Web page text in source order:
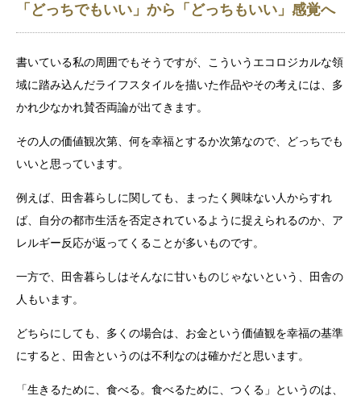
「どっちでもいい」から「どっちもいい」感覚へ
書いている私の周囲でもそうですが、こういうエコロジカルな領
域に踏み込んだライフスタイルを描いた作品やその考えには、多
かれ少なかれ賛否両論が出てきます。
その人の価値観次第、何を幸福とするか次第なので、どっちでも
いいと思っています。
例えば、田舎暮らしに関しても、まったく興味ない人からすれ
ば、自分の都市生活を否定されているように捉えられるのか、ア
レルギー反応が返ってくることが多いものです。
一方で、田舎暮らしはそんなに甘いものじゃないという、田舎の
人もいます。
どちらにしても、多くの場合は、お金という価値観を幸福の基準
にすると、田舎というのは不利なのは確かだと思います。
「生きるために、食べる。食べるために、つくる」というのは、